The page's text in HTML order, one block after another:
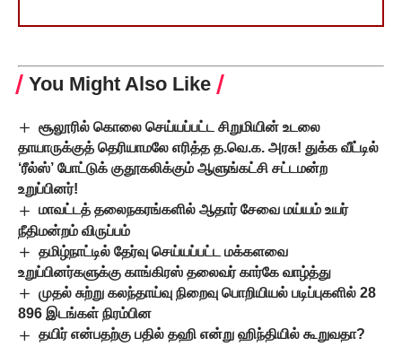
You Might Also Like
சூலூரில் கொலை செய்யப்பட்ட சிறுமியின் உடலை
தாயாருக்குத் தெரியாமலே எரித்த த.வெ.க. அரசு! துக்க வீட்டில்
‘ரீல்ஸ்’ போட்டுக் குதூகலிக்கும் ஆளுங்கட்சி சட்டமன்ற
உறுப்பினர்!
மாவட்டத் தலைநகரங்களில் ஆதார் சேவை மய்யம் உயர்
நீதிமன்றம் விருப்பம்
தமிழ்நாட்டில் தேர்வு செய்யப்பட்ட மக்களவை
உறுப்பினர்களுக்கு காங்கிரஸ் தலைவர் கார்கே வாழ்த்து
முதல் சுற்று கலந்தாய்வு நிறைவு பொறியியல் படிப்புகளில் 28
896 இடங்கள் நிரம்பின
தயிர் என்பதற்கு பதில் தஹி என்று ஹிந்தியில் கூறுவதா?